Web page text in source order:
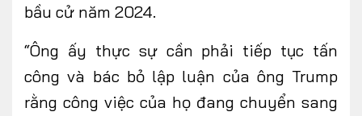
bầu cử năm 2024.
“Ông ấy thực sự cần phải tiếp tục tấn
công và bác bỏ lập luận của ông Trump
rằng công việc của họ đang chuyển sang